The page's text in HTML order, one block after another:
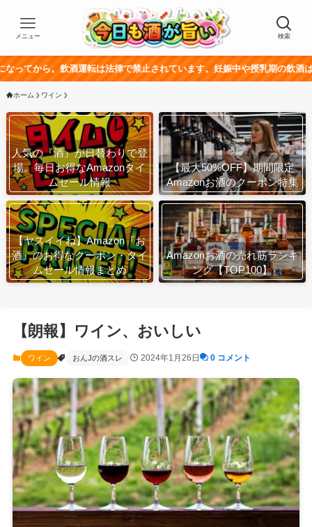
検索
メニュー
飲酒運転は法律で禁止されています。妊娠中や授乳期の飲酒は、胎児・乳
ホーム ワイン
人気の『酒』が日替わりで登
場。毎日お得なAmazonタイ
ムセール情報
【最大50%OFF】期間限定
Amazonお酒のクーポン特集
【ヤスイイね】Amazon『お
酒』のお得なクーポン・タイ
ムセール情報まとめ
Amazonお酒の売れ筋ランキ
ング【TOP100】
【朗報】ワイン、おいしい
ワイン おんJの酒スレ 2024年1月26日 0 コメント